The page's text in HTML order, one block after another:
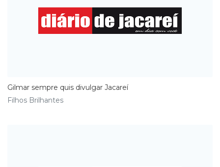
Gilmar sempre quis divulgar Jacareí
Filhos Brilhantes